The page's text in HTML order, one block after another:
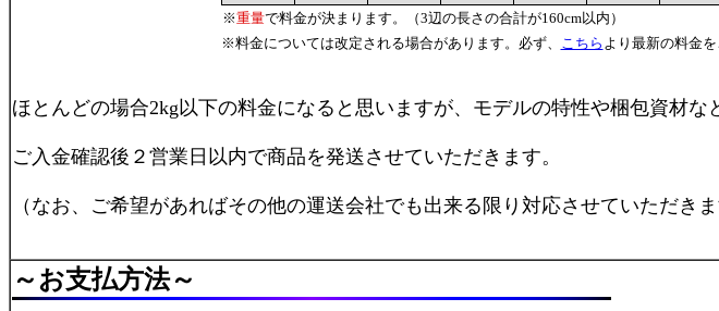
※重量で料金が決まります。（3辺の長さの合計が160cm以内）
※料金については改定される場合があります。必ず、 こちら より最新の料金を
ほとんどの場合2kg以下の料金になると思いますが、モデルの特性や梱包資材な
ご入金確認後２営業日以内で商品を発送させていただきます。
（なお、ご希望があればその他の運送会社でも出来る限り対応させていただきま
～ お支払方法～